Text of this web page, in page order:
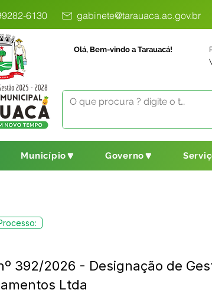
6130 gabinete@tarauaca.ac.gov.br
Olá, Bem-vindo a Tarauacá!
Município🔽 Governo🔽
392/2026 - Designação de
Ltda